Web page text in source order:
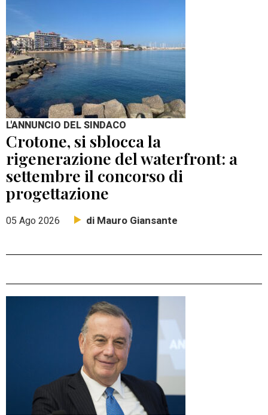
L'ANNUNCIO DEL SINDACO
Crotone, si sblocca la
rigenerazione del waterfront: a
settembre il concorso di
progettazione
05 Ago 2026 di Mauro Giansante